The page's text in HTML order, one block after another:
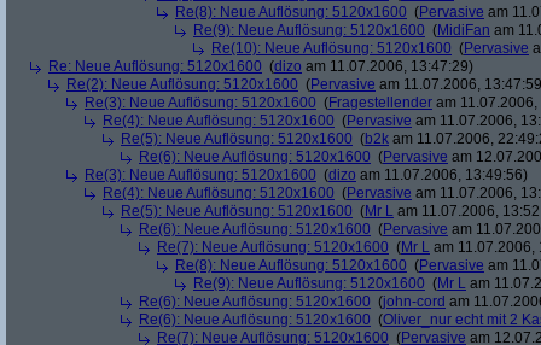
Re(8): Neue Auflösung: 5120x1600 (Pervasive am
Re(9): Neue Auflösung: 5120x1600 (MidiFan am
Re(10): Neue Auflösung: 5120x1600 (Pervasive
Re: Neue Auflösung: 5120x1600 (dizo am 11.07.2006, 13:47:29)
Re(2): Neue Auflösung: 5120x1600 (Pervasive am 11.07.2006,
Re(3): Neue Auflösung: 5120x1600 (Fragestellender am
Re(4): Neue Auflösung: 5120x1600 (Pervasive am 11.07.2006,
Re(5): Neue Auflösung: 5120x1600 (b2k am 11.07.2006,
Re(6): Neue Auflösung: 5120x1600 (Pervasive am
Re(3): Neue Auflösung: 5120x1600 (dizo am 11.07.2006, 13:49:56)
Re(4): Neue Auflösung: 5120x1600 (Pervasive am 11.07.2006,
Re(5): Neue Auflösung: 5120x1600 (Mr L am 11.07.2006,
Re(6): Neue Auflösung: 5120x1600 (Pervasive am
Re(7): Neue Auflösung: 5120x1600 (Mr L am 11.07.2006,
Re(8): Neue Auflösung: 5120x1600 (Pervasive am
Re(9): Neue Auflösung: 5120x1600 (Mr L am
Re(6): Neue Auflösung: 5120x1600 (john-cord am
Re(6): Neue Auflösung: 5120x1600 (Oliver_nur echt mit 2
Re(7): Neue Auflösung: 5120x1600 (Pervasive am